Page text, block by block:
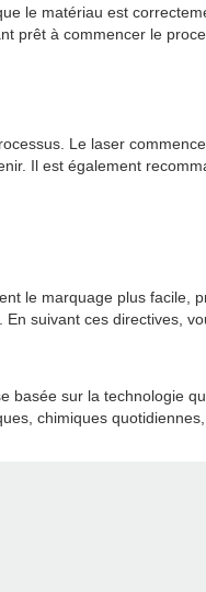
le matériau est
prêt à commencer le
Le laser
Il est également
le marquage plus
suivant ces directives,
sur la technologie
chimiques